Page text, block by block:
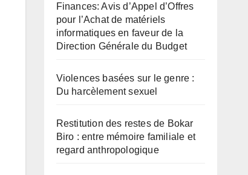
Finances: Avis d’Appel d’Offres
pour l’Achat de matériels
informatiques en faveur de la
Direction Générale du Budget
Violences basées sur le genre :
Du harcèlement sexuel
Restitution des restes de Bokar
Biro : entre mémoire familiale et
regard anthropologique